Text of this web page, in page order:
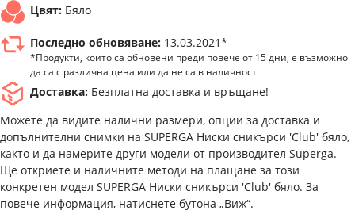
Цвят: Бяло
Последно обновяване: 13.03.2021*
*Продукти, които са обновени преди повече от 15 дни, е възможно
да са с различна цена или да не са в наличност
Доставка: Безплатна доставка и връщане!
Можете да видите налични размери, опции за доставка и
допълнителни снимки на SUPERGA Ниски сникърси 'Club' бяло,
както и да намерите други модели от производител Superga.
Ще откриете и наличните методи на плащане за този
конкретен модел SUPERGA Ниски сникърси 'Club' бяло. За
повече информация, натиснете бутона „Виж“.